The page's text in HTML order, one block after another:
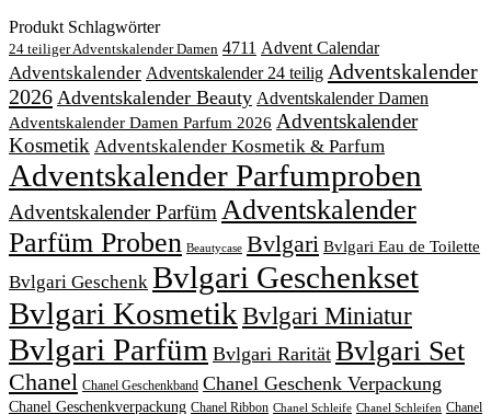
Produkt Schlagwörter
24 teiliger Adventskalender Damen 4711 Advent Calendar
Adventskalender Adventskalender 24 teilig Adventskalender
2026 Adventskalender Beauty Adventskalender Damen
Adventskalender Damen Parfum 2026 Adventskalender
Kosmetik Adventskalender Kosmetik & Parfum
Adventskalender Parfumproben
Adventskalender Parfüm Adventskalender
Parfüm Proben Beautycase Bvlgari Bvlgari Eau de Toilette
Bvlgari Geschenk Bvlgari Geschenkset
Bvlgari KosmetikBvlgari Miniatur
Bvlgari Parfüm Bvlgari Rarität Bvlgari Set
Chanel Chanel Geschenkband Chanel Geschenk Verpackung
Chanel Geschenkverpackung Chanel Ribbon Chanel Schleife Chanel Schleifen Chanel